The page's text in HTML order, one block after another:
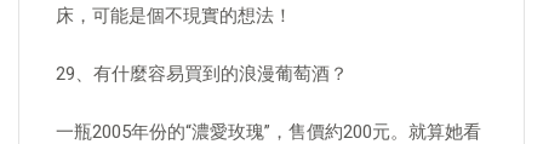
床，可能是個不現實的想法！
29、有什麼容易買到的浪漫葡萄酒？
一瓶2005年份的“濃愛玫瑰”，售價約200元。就算她看